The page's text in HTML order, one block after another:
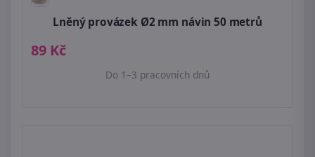
Lněný provázek Ø2 mm návin 50 metrů
89 Kč
Do 1–3 pracovních dnů